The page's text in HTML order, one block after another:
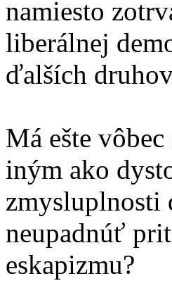
namiesto
liberálnej
ďalších
Má ešte
iným ako
zmysluplnosti
neupadnúť
eskapizmu?